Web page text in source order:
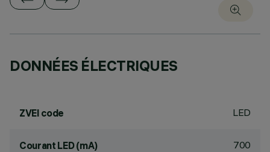
DONNÉES ÉLECTRIQUES
ZVEI code LED
Courant LED (mA) 700